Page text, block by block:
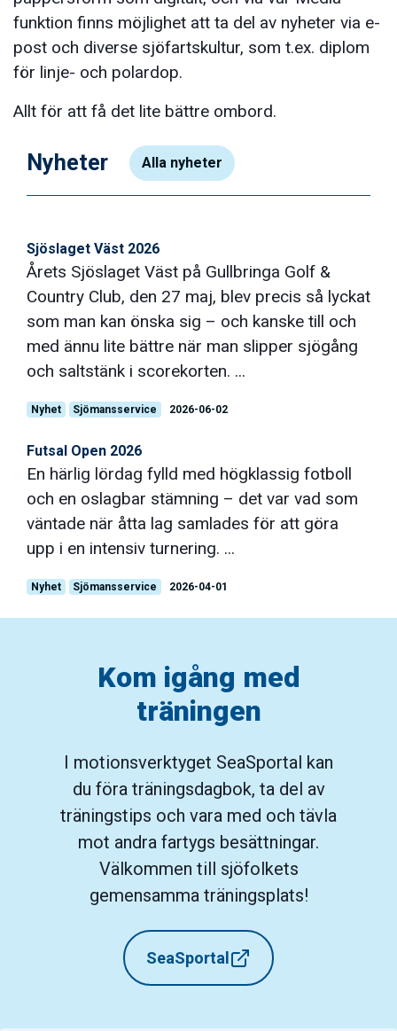
funktion finns möjlighet att ta del av nyheter via e-
post och diverse sjöfartskultur, som t.ex. diplom
för linje- och polardop.
Allt för att få det lite bättre ombord.
Nyheter Alla nyheter
Sjöslaget Väst 2026
Årets Sjöslaget Väst på Gullbringa Golf &
Country Club, den 27 maj, blev precis så lyckat
som man kan önska sig – och kanske till och
med ännu lite bättre när man slipper sjögång
och saltstänk i scorekorten. ...
Nyhet Sjömansservice 2026-06-02
Futsal Open 2026
En härlig lördag fylld med högklassig fotboll
och en oslagbar stämning – det var vad som
väntade när åtta lag samlades för att göra
upp i en intensiv turnering. ...
Nyhet Sjömansservice 2026-04-01
Kom igång med
träningen
I motionsverktyget SeaSportal kan
du föra träningsdagbok, ta del av
träningstips och vara med och tävla
mot andra fartygs besättningar.
Välkommen till sjöfolkets
gemensamma träningsplats!
SeaSportal